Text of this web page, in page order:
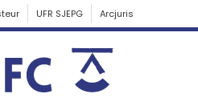
UFR SJEPG Arcjuris